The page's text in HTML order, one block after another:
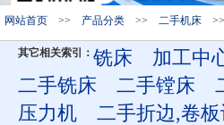
网站首页 >> 产品分类 >> 二手机床
其它相关索引： 铣床 加工中
二手铣床
二手镗床
压力机
二手折边,卷